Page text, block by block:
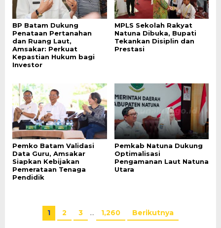
BP Batam Dukung
Penataan Pertanahan
dan Ruang Laut,
Amsakar: Perkuat
Kepastian Hukum bagi
Investor
MPLS Sekolah Rakyat
Natuna Dibuka, Bupati
Tekankan Disiplin dan
Prestasi
Pemko Batam Validasi
Data Guru, Amsakar
Siapkan Kebijakan
Pemerataan Tenaga
Pendidik
Pemkab Natuna Dukung
Optimalisasi
Pengamanan Laut Natuna
Utara
1 2 3 … 1,260 Berikutnya